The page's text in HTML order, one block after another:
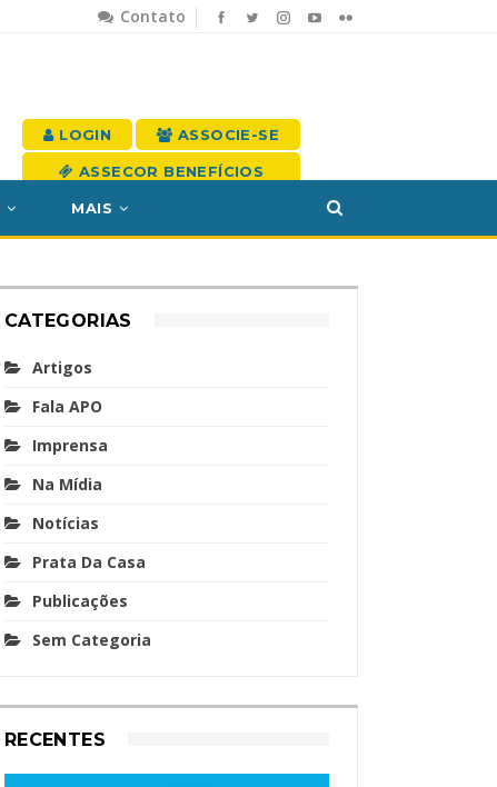
Contato
LOGIN ASSOCIE-SE
ASSECOR BENEFÍCIOS
MAIS
CATEGORIAS
Artigos
Fala APO
Imprensa
Na Mídia
Notícias
Prata Da Casa
Publicações
Sem Categoria
RECENTES